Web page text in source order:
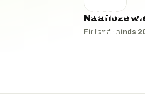
Naafloze
Finland · sinds